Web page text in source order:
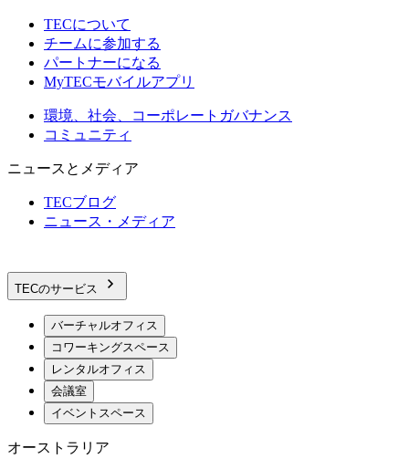
TECについて
チームに参加する
パートナーになる
MyTECモバイルアプリ
環境、社会、コーポレートガバナンス
コミュニティ
ニュースとメディア
TECブログ
ニュース・メディア
TECのサービス
バーチャルオフィス
コワーキングスペース
レンタルオフィス
会議室
イベントスペース
オーストラリア